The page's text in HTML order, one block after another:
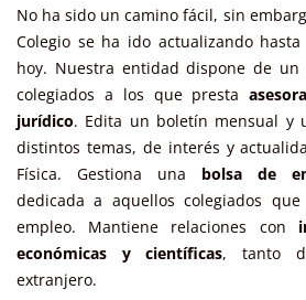
No ha sido un camino fácil, sin
Colegio se ha ido actualizando
hoy. Nuestra entidad dispone de
colegiados a los que presta
jurídico. Edita un boletín mensual y
distintos temas, de interés y
Física. Gestiona una bolsa de
dedicada a aquellos colegiados
empleo. Mantiene relaciones con
económicas y científicas, tanto
extranjero.